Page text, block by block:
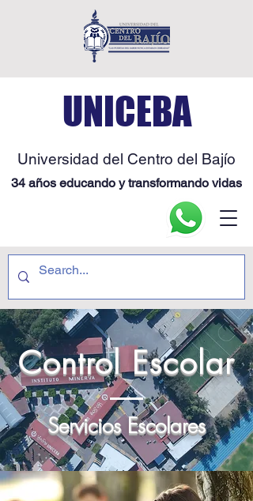
UNICEBA
Universidad del Centro del Bajío
34 años educando y transformando vidas
Control Escolar
Servicios Escolares